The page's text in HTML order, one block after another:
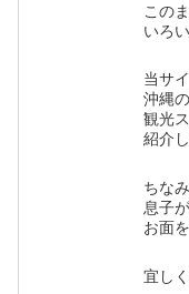
この
いろ
当サ
沖縄
観光
紹介
ちな
息子
お面
宜し